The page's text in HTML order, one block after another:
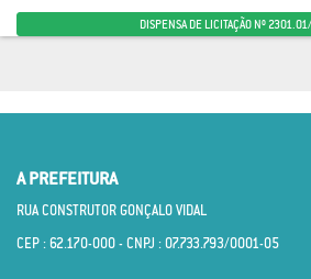
DISPENSA DE LICITAÇÃO Nº
A PREFEITURA
RUA CONSTRUTOR GONÇALO VIDAL
CEP : 62.170­-000 - CNPJ : 07.733.793/0001­-05